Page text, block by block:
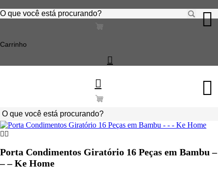
para
o
Pesquisar
...
Carrinho
Pesquisar
...
Porta Condimentos Giratório 16 Peças em Bambu –
– – Ke Home